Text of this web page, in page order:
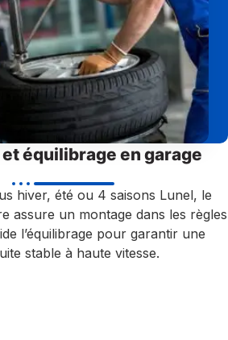
équilibrage en garage
hiver, été ou 4 saisons Lunel, le
assure un montage dans les règles
l’équilibrage pour garantir une
stable à haute vitesse.